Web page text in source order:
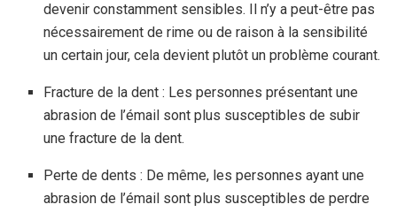
devenir constamment sensibles. Il n’y a peut-être pas
nécessairement de rime ou de raison à la sensibilité
un certain jour, cela devient plutôt un problème courant.
Fracture de la dent : Les personnes présentant une
abrasion de l’émail sont plus susceptibles de subir
une fracture de la dent.
Perte de dents : De même, les personnes ayant une
abrasion de l’émail sont plus susceptibles de perdre